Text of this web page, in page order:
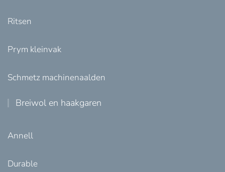
Ritsen
Prym kleinvak
Schmetz machinenaalden
Breiwol en haakgaren
Annell
Durable